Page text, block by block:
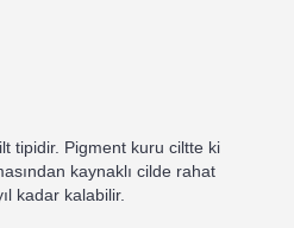
tipidir. Pigment kuru ciltte ki
kaynaklı cilde rahat
kadar kalabilir.